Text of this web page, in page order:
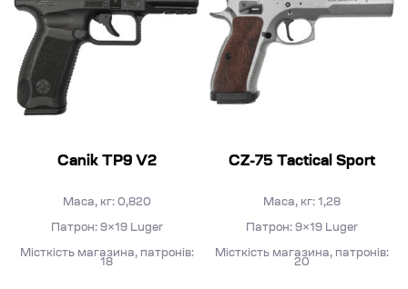
Canik TP9 V2
Маса, кг: 0,820
Патрон: 9×19 Luger
Місткість магазина, патронів:
18
CZ-75 Tactical Sport
Маса, кг: 1,28
Патрон: 9×19 Luger
Місткість магазина, патронів:
20